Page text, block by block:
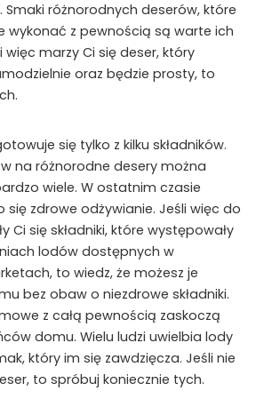
różnorodnych deserów, które
wykonać z pewnością są warte ich
marzy Ci się deser, który
oraz będzie prosty, to
się tylko z kilku składników.
na różnorodne desery można
wiele. W ostatnim czasie
się zdrowe odżywianie. Jeśli więc do
Ci się składniki, które występowały
lodów dostępnych w
to wiedz, że możesz je
bez obaw o niezdrowe składniki.
z całą pewnością zaskoczą
domu. Wielu ludzi uwielbia lody
który im się zawdzięcza. Jeśli nie
to spróbuj koniecznie tych.